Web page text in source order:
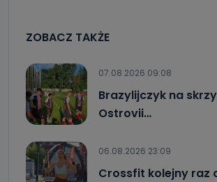
ZOBACZ TAKŻE
07.08.2026 09:08
Brazylijczyk na
Ostrovii…
06.08.2026 23:09
Crossfit kolejny raz